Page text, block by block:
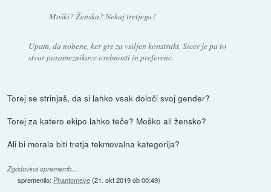
Moški? Ženska? Nekaj tretjega?
Upam, da nobene, ker gre za vsiljen konstrukt. Sicer je pa to
stvar posameznikove osebnosti in preferenc.
Torej se strinjaš, da si lahko vsak določi svoj gender?
Torej za katero ekipo lahko teče? Moško ali žensko?
Ali bi morala biti tretja tekmovalna kategorija?
Zgodovina sprememb…
spremenilo: Phantomeye(21. okt 2019 ob 00:49)